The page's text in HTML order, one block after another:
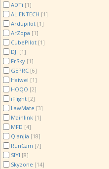
ADTi [1]
ALIENTECH [1]
Ardupilot [1]
ArZopa [1]
CubePilot [1]
DJI [1]
FrSky [1]
GEPRC [6]
Haiwei [1]
HOQO [2]
iFlight [2]
LawMate [3]
Mainlink [1]
MFD [4]
QianJia [18]
RunCam [7]
SIYI [8]
Skyzone [14]